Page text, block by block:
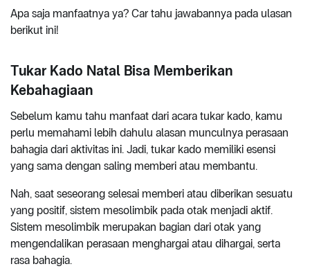
Apa saja manfaatnya ya? Car tahu jawabannya pada ulasan
berikut ini!
Tukar Kado Natal Bisa Memberikan
Kebahagiaan
Sebelum kamu tahu manfaat dari acara tukar kado, kamu
perlu memahami lebih dahulu alasan munculnya perasaan
bahagia dari aktivitas ini. Jadi, tukar kado memiliki esensi
yang sama dengan saling memberi atau membantu.
Nah, saat seseorang selesai memberi atau diberikan sesuatu
yang positif, sistem mesolimbik pada otak menjadi aktif.
Sistem mesolimbik merupakan bagian dari otak yang
mengendalikan perasaan menghargai atau dihargai, serta
rasa bahagia.